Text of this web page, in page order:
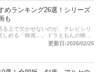
類のものが発売されているんです。
式などオートキャッチの主な機能
を紹介していきます。通販サイト
、口コミなどもあわせて参考にし
めランキング26選！シリーズ
も
上で欠かせないのが、テレビシリ
める「映画」。ドラえもんの映画
として、第一作『のび太の恐竜』
が公開され続けています。そこで
な『ドラえもん』の映画作品のな
きす。この記事を読めば、きっと
出会えるはずです！記事内にはエ
更新日:2026/02/25